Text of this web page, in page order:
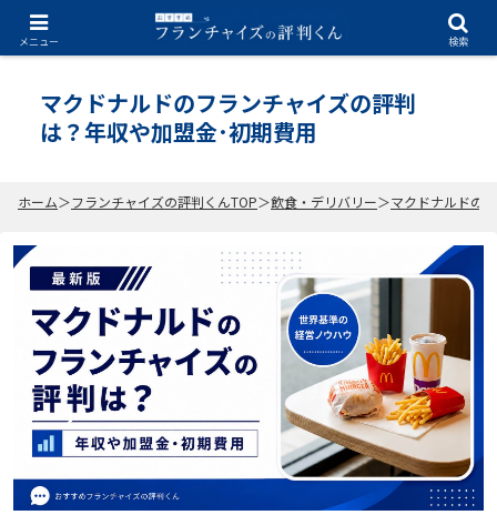
メニュー 検索
2026.07.03
マクドナルドのフランチャイズの評判
は？年収や加盟金･初期費用
ホーム フランチャイズの評判くんTOP 飲食・デリバリー マクドナルドの